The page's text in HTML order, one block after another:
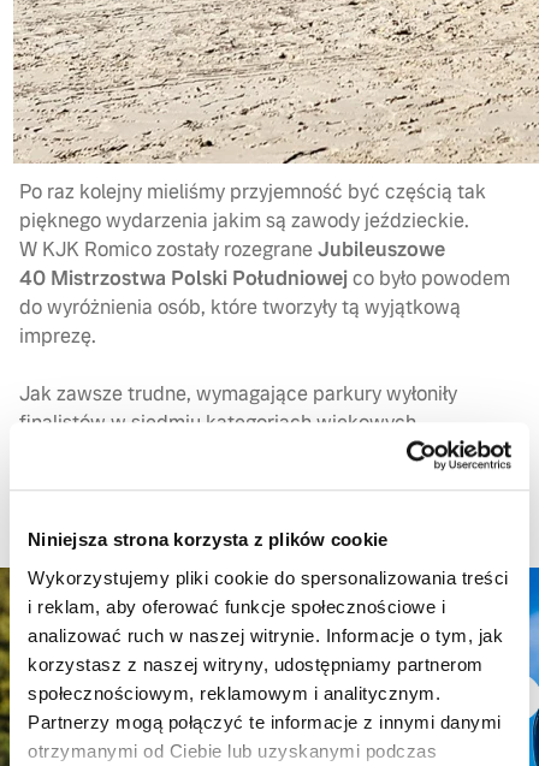
Niniejsza strona korzysta z plików cookie
Wykorzystujemy pliki cookie do spersonalizowania treści
i reklam, aby oferować funkcje społecznościowe i
analizować ruch w naszej witrynie. Informacje o tym, jak
korzystasz z naszej witryny, udostępniamy partnerom
społecznościowym, reklamowym i analitycznym.
Partnerzy mogą połączyć te informacje z innymi danymi
otrzymanymi od Ciebie lub uzyskanymi podczas
Po raz kolejny mieliśmy przyjemność być częścią tak
pięknego wydarzenia jakim są zawody jeździeckie.
W KJK Romico zostały rozegraneJubileuszowe
40 Mistrzostwa Polski Południowejco było powodem
do wyróżnienia osób, które tworzyły tą wyjątkową
imprezę.
Jak zawsze trudne, wymagające parkury wyłoniły
finalistów w siedmiu kategoriach wiekowych.
Przygotowano dla zawodników parkur warm up,
pozwoliło przeprowadzić zawody na wysokim poziomie.